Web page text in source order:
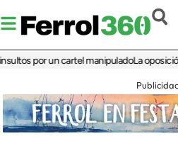
por un cartel manipuladoLa oposición